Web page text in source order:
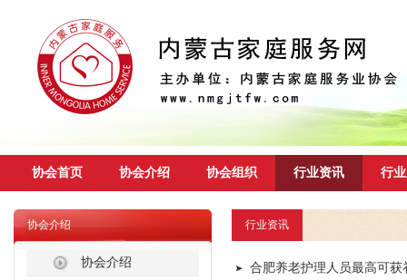
协会首页 协会介绍 协会组织 行业资讯 行
协会介绍
协会介绍
行业资讯
合肥养老护理人员最高可获